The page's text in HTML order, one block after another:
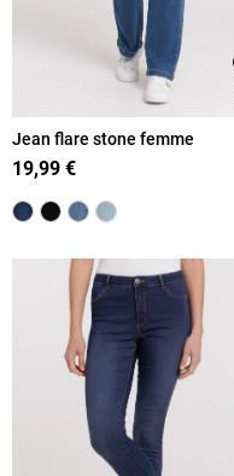
Jean flare stone femme
19,99 €